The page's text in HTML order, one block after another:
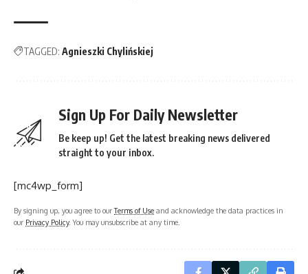
TAGGED: Agnieszki Chylińskiej
Sign Up For Daily Newsletter
Be keep up! Get the latest breaking news delivered
straight to your inbox.
[mc4wp_form]
By signing up, you agree to ourTerms of Use and acknowledge the data practices in
our Privacy Policy. You may unsubscribe at any time.